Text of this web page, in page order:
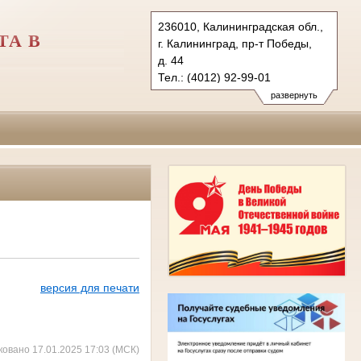
развернуть
236010, Калининградская обл.,
г. Калининград, пр-т Победы,
д. 44
Тел.: (4012) 92-99-01
usd.kln@sudrf.ru
В
версия для печати
17.01.2025 17:03 (МСК)